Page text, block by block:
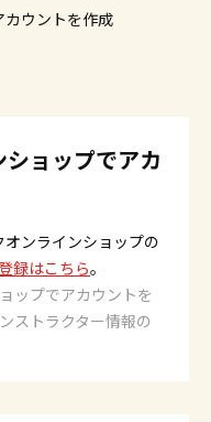
カウントを作成
ョップでアカ
ンラインショップの
録はこちら。
ップでアカウントを
ストラクター情報の